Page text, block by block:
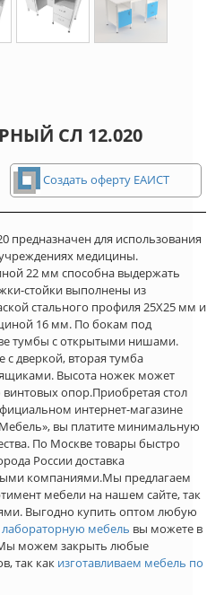
СЛ 12.020
Создать оферту ЕАИСТ
предназначен для использования
медицины.
22 мм способна выдержать
стойки выполнены из
стального профиля 25Х25 мм и
16 мм. По бокам под
тумбы с открытыми нишами.
с дверкой, вторая тумба
Высота ножек может
опор.Приобретая стол
интернет-магазине
вы платите минимальную
По Москве товары быстро
России доставка
компаниями.Мы предлагаем
мебели на нашем сайте, так
Выгодно купить оптом любую
лабораторную мебель вы можете в
можем закрыть любые
так как изготавливаем мебель по